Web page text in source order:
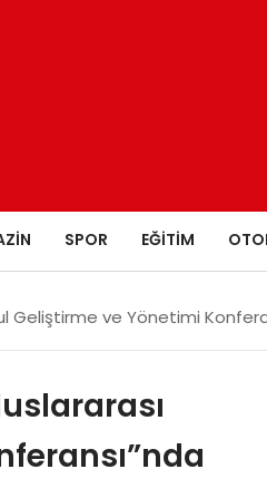
SPOR EĞITIM
Geliştirme ve Yönetimi